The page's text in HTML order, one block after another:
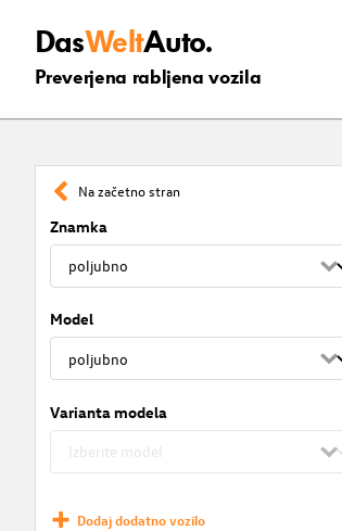
DasWeltAuto.
Preverjena rabljena vozila
Na začetno stran
Znamka
Model
Varianta modela
Dodaj dodatno vozilo